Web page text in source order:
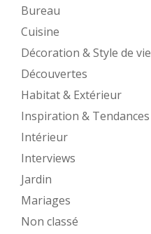
Bureau
Cuisine
Décoration & Style de vie
Découvertes
Habitat & Extérieur
Inspiration & Tendances
Intérieur
Interviews
Jardin
Mariages
Non classé